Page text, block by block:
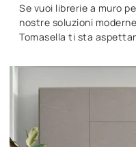
Se vuoi librerie a muro
nostre soluzioni
Tomasella ti sta